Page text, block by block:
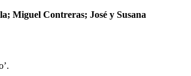
Miguel Contreras; José y Susana